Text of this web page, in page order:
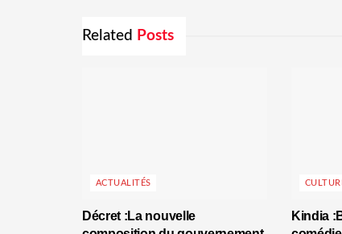
Related Posts
ACTUALITÉS
Décret :La nouvelle
Kindia